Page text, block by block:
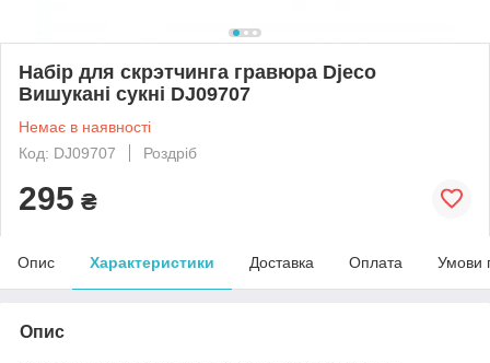
Набір для скрэтчинга гравюра Djeco
Вишукані сукні DJ09707
Немає в наявності
Код: DJ09707
Роздріб
295 ₴
Опис Характеристики Доставка Оплата Умови
Опис